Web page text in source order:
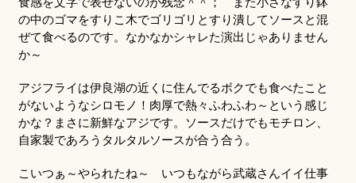
の中のゴマをすりこ木でゴリゴリとすり潰してソースと混
ぜて食べるのです。なかなかシャレた演出じゃありません
か～
アジフライは伊良湖の近くに住んでるボクでも食べたこと
がないようなシロモノ！肉厚で熱々ふわふわ～という感じ
かな？まさに新鮮なアジです。ソースだけでもモチロン、
自家製であろうタルタルソースが合う合う。
こいつぁ～やられたね～ いつもながら武蔵さんイイ仕事